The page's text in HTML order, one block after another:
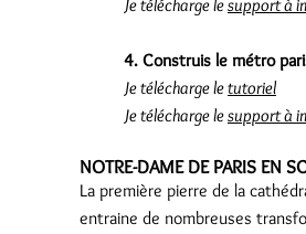
Je télécharge lesupport à
4. Construis le métro
Je télécharge letutoriel
Je télécharge lesupport à
NOTRE-DAME DE PARIS EN
La première pierre de la
entraine de nombreuses